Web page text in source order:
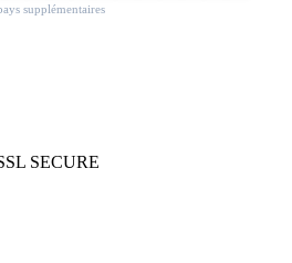
supplémentaires
SECURE